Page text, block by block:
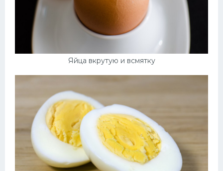
Яйца вкрутую и всмятку